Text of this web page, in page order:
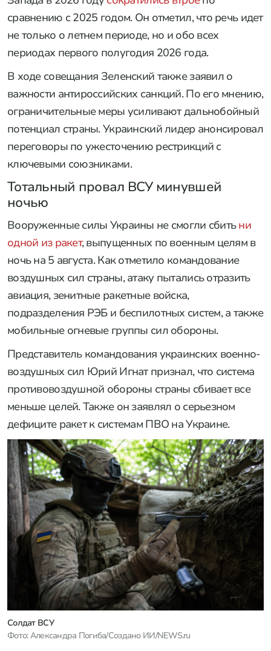
сравнению с 2025 годом. Он отметил, что речь идет
не только о летнем периоде, но и обо всех
периодах первого полугодия 2026 года.
В ходе совещания Зеленский также заявил о
важности антироссийских санкций. По его мнению,
ограничительные меры усиливают дальнобойный
потенциал страны. Украинский лидер анонсировал
переговоры по ужесточению рестрикций с
ключевыми союзниками.
Тотальный провал ВСУ минувшей
ночью
Вооруженные силы Украины не смогли сбитьни
одной из ракет, выпущенных по военным целям в
ночь на 5 августа. Как отметило командование
воздушных сил страны, атаку пытались отразить
авиация, зенитные ракетные войска,
подразделения РЭБ и беспилотных систем, а также
мобильные огневые группы сил обороны.
Представитель командования украинских военно-
воздушных сил Юрий Игнат признал, что система
противовоздушной обороны страны сбивает все
меньше целей. Также он заявлял о серьезном
дефиците ракет к системам ПВО на Украине.
Солдат ВСУ
Фото: Александра Погиба/Создано ИИ/NEWS.ru